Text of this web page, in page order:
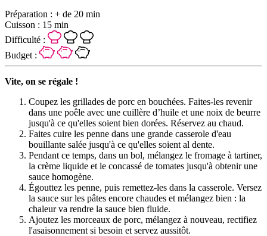
Préparation : + de 20 min
Cuisson : 15 min
Difficulté :
Budget :
Vite, on se régale !
Coupez les grillades de porc en bouchées. Faites-les revenir
dans une poêle avec une cuillère d’huile et une noix de beurre
jusqu'à ce qu'elles soient bien dorées. Réservez au chaud.
Faites cuire les penne dans une grande casserole d'eau
bouillante salée jusqu'à ce qu'elles soient al dente.
Pendant ce temps, dans un bol, mélangez le fromage à tartiner,
la crème liquide et le concassé de tomates jusqu'à obtenir une
sauce homogène.
Égouttez les penne, puis remettez-les dans la casserole. Versez
la sauce sur les pâtes encore chaudes et mélangez bien : la
chaleur va rendre la sauce bien fluide.
Ajoutez les morceaux de porc, mélangez à nouveau, rectifiez
l'asaisonnement si besoin et servez aussitôt.